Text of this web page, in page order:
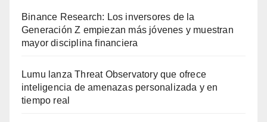
Binance Research: Los inversores de la
Generación Z empiezan más jóvenes y muestran
mayor disciplina financiera
Lumu lanza Threat Observatory que ofrece
inteligencia de amenazas personalizada y en
tiempo real